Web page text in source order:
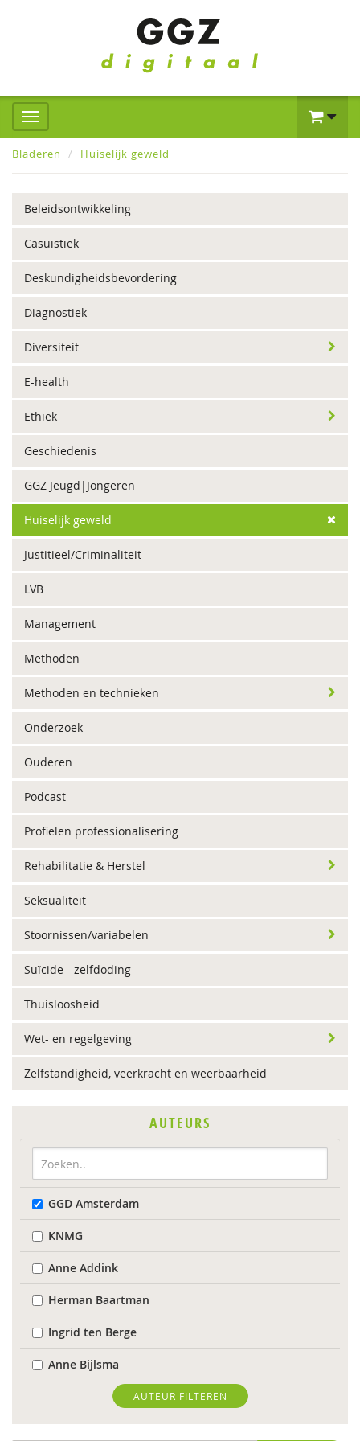
Bladeren Huiselijk geweld
Beleidsontwikkeling
Casuïstiek
Deskundigheidsbevordering
Diagnostiek
Diversiteit
E-health
Ethiek
Geschiedenis
GGZ Jeugd|Jongeren
Huiselijk geweld
Justitieel/Criminaliteit
LVB
Management
Methoden
Methoden en technieken
Onderzoek
Ouderen
Podcast
Profielen professionalisering
Rehabilitatie & Herstel
Seksualiteit
Stoornissen/variabelen
Suïcide - zelfdoding
Thuisloosheid
Wet- en regelgeving
Zelfstandigheid, veerkracht en weerbaarheid
AUTEURS
GGD Amsterdam
KNMG
Anne Addink
Herman Baartman
Ingrid ten Berge
Anne Bijlsma
Nicole Brouwer
Mijntje ten Brummelaar
AUTEUR FILTEREN